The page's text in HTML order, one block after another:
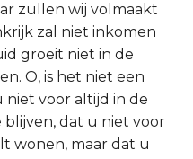
zullen wij volmaakt
zal niet inkomen
groeit niet in de
O, is het niet een
niet voor altijd in de
dat u niet voor
wonen, maar dat u